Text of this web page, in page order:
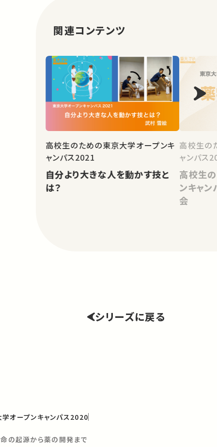
関連コンテンツ
高校生のための東京大学オープンキ
ャンパス2021
自分より大きな人を動かす技と
は？
高校生の
ャンパ
高校生
ンキャ
会
シリーズに戻る
オープンキャンパス2020
の起源から薬の開発まで